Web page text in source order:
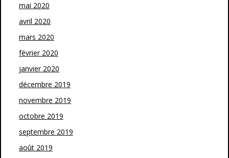
mai 2020
avril 2020
mars 2020
février 2020
janvier 2020
décembre 2019
novembre 2019
octobre 2019
septembre 2019
août 2019